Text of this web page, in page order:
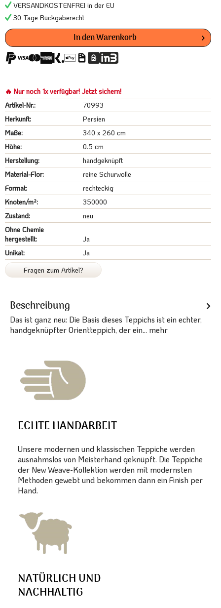
VERSANDKOSTENFREI in der EU
30 Tage Rückgaberecht
In denWarenkorb
🔥 Nur noch 1x verfügbar! Jetzt sichern!
Artikel-Nr.:
70993
Herkunft:
Persien
Maße:
340 x 260 cm
Höhe:
0.5 cm
Herstellung:
handgeknüpft
Material-Flor:
reine Schurwolle
Format:
rechteckig
Knoten/m²:
350000
Zustand:
neu
Ohne Chemie
hergestellt:
Ja
Unikat:
Ja
Fragen zum Artikel?
Beschreibung
Das ist ganz neu: Die Basis dieses Teppichs ist ein echter,
handgeknüpfter Orientteppich, der ein... mehr
ECHTE HANDARBEIT
Unsere modernen und klassischen Teppiche werden
ausnahmslos von Meisterhand geknüpft. Die Teppiche
der New Weave-Kollektion werden mit modernsten
Methoden gewebt und bekommen dann ein Finish per
Hand.
NATÜRLICH UND
NACHHALTIG